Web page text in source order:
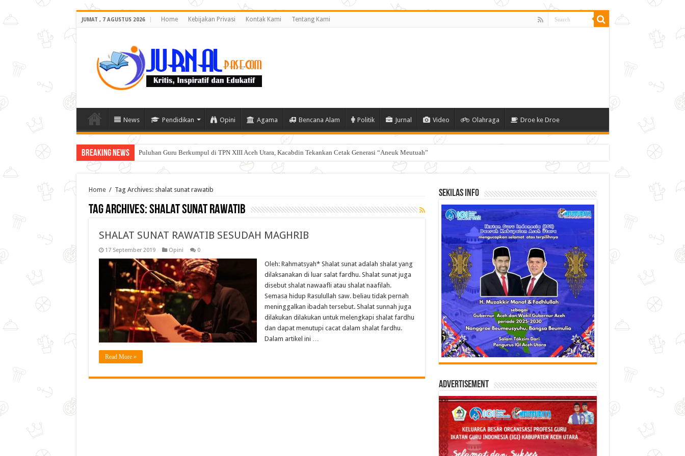
JUMAT , 7 AGUSTUS 2026 Home Kebijakan Privasi Kontak Kami Tentang Kami
News Pendidikan Opini Agama Bencana Alam Politik Jurnal Video Olahraga Droe ke Droe
Breaking News Puluhan Guru Berkumpul di TPN XIII Aceh Utara, Kacabdin Tekankan Cetak Generasi “Aneuk Meutuah”
Home / Tag Archives: shalat sunat rawatib
Tag Archives:shalat sunat rawatib
SHALAT SUNAT RAWATIB SESUDAH MAGHRIB
17 September 2019 Opini 0
Oleh: Rahmatsyah* Shalat sunat adalah shalat yang
dilaksanakan di luar salat fardhu. Shalat sunat juga
disebut shalat nawaafli atau shalat naafilah.
Semasa hidup Rasulullah saw. beliau tidak pernah
meninggalkan ibadah tersebut. Shalat sunnah juga
dilakukan dilakukan untuk melengkapi shalat fardhu
dan dapat menutupi cacat dalam shalat fardhu.
Dalam artikel ini …
Read More »
Sekilas Info
Advertisement